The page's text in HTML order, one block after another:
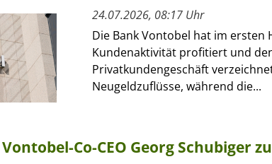
24.07.2026, 08:17 Uhr
Die Bank Vontobel hat im ersten
Kundenaktivität profitiert und
Privatkundengeschäft
Neugeldzuflüsse, während die...
Co-CEO Georg Schubiger